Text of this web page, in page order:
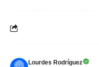
Lourdes Rodríguez